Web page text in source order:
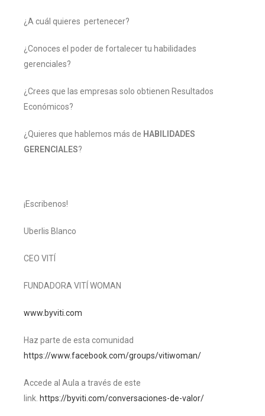
¿A cuál quieres pertenecer?
¿Conoces el poder de fortalecer tu habilidades
gerenciales?
¿Crees que las empresas solo obtienen Resultados
Económicos?
¿Quieres que hablemos más de HABILIDADES
GERENCIALES?
¡Escribenos!
Uberlis Blanco
CEO VITÍ
FUNDADORA VITÍ WOMAN
www.byviti.com
Haz parte de esta comunidad
https://www.facebook.com/groups/vitiwoman/
Accede al Aula a través de este
link. https://byviti.com/conversaciones-de-valor/